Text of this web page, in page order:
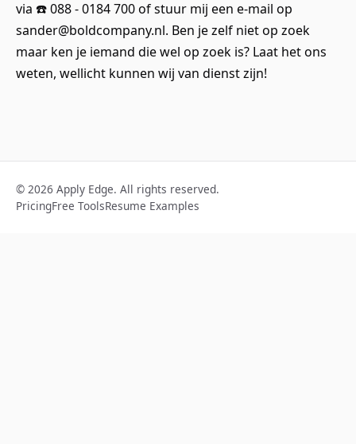
via ☎️ 088 - 0184 700 of stuur mij een e-mail op
sander@boldcompany.nl. Ben je zelf niet op zoek
maar ken je iemand die wel op zoek is? Laat het ons
weten, wellicht kunnen wij van dienst zijn!
© 2026 Apply Edge. All rights reserved.
PricingFree ToolsResume Examples